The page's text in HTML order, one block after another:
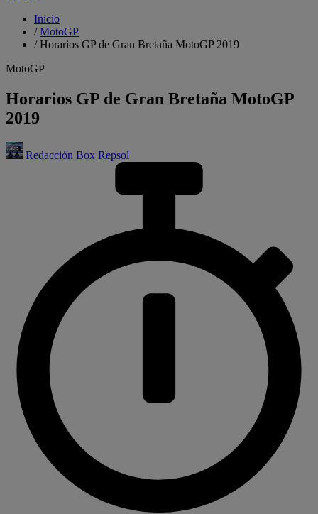
Inicio
/MotoGP
/Horarios GP de Gran Bretaña MotoGP 2019
MotoGP
Horarios GP de Gran Bretaña MotoGP
2019
Redacción Box Repsol